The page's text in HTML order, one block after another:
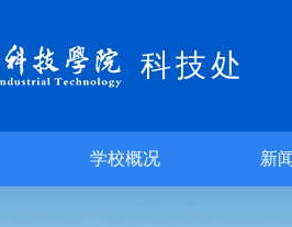
科技处
学校概况 新